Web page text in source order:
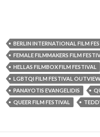
BERLIN INTERNATIONAL FILM
FEMALE FILMMAKERS FILM
HELLAS FILMBOX FILM FESTIVAL
LGBTQI FILM FESTIVAL
PANAYOTIS EVANGELIDIS
QUEER FILM FESTIVAL